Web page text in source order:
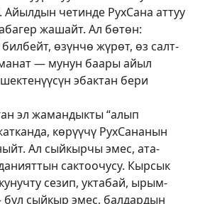
Айылдын четинде РухСана аттуу
жашайт. Ал бөтөн:
өзүнчө жүрөт, өз салт-
— мунун баары айыл
эбактан бери
эл жамандыкты “алып
көрүүчү РухСананын
Ал сыйкырчы эмес, ата-
сактоочусу. Кырсык
сезип, уктабай, ырым-
сыйкыр эмес, балдардын